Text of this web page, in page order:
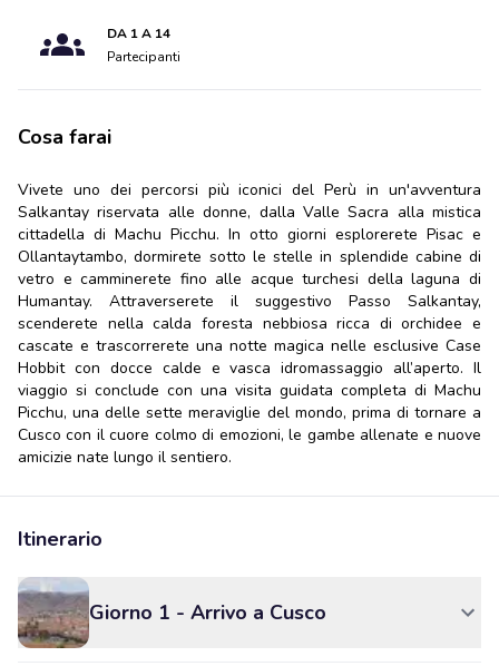
DA 1 A 14
Partecipanti
Cosa farai
Vivete uno dei percorsi più iconici del Perù in un'avventura
Salkantay riservata alle donne, dalla Valle Sacra alla mistica
cittadella di Machu Picchu. In otto giorni esplorerete Pisac e
Ollantaytambo, dormirete sotto le stelle in splendide cabine di
vetro e camminerete fino alle acque turchesi della laguna di
Humantay. Attraverserete il suggestivo Passo Salkantay,
scenderete nella calda foresta nebbiosa ricca di orchidee e
cascate e trascorrerete una notte magica nelle esclusive Case
Hobbit con docce calde e vasca idromassaggio all’aperto. Il
viaggio si conclude con una visita guidata completa di Machu
Picchu, una delle sette meraviglie del mondo, prima di tornare a
Cusco con il cuore colmo di emozioni, le gambe allenate e nuove
amicizie nate lungo il sentiero.
Itinerario
Giorno 1 - Arrivo a Cusco